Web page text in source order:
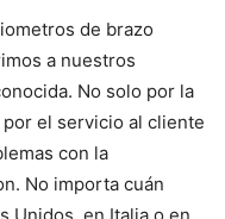
de brazo
a nuestros
No solo por la
el servicio al cliente
con la
No importa cuán